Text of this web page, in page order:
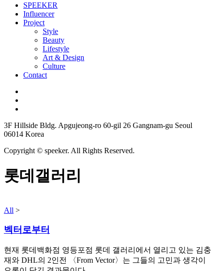
SPEEKER
Influencer
Project
Style
Beauty
Lifestyle
Art & Design
Culture
Contact
3F Hillside Bldg. Apgujeong-ro 60-gil 26 Gangnam-gu Seoul
06014 Korea
Copyright © speeker. All Rights Reserved.
롯데갤러리
All >
벡터로부터
현재 롯데백화점 영등포점 롯데 갤러리에서 열리고 있는 김충
재와 DHL의 2인전 〈From Vector〉는 그들의 고민과 생각이